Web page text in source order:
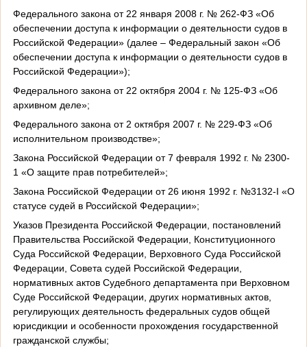
Федерального закона от 22 января 2008 г. № 262-ФЗ «Об
обеспечении доступа к информации о деятельности судов в
Российской Федерации» (далее – Федеральный закон «Об
обеспечении доступа к информации о деятельности судов в
Российской Федерации»);
Федерального закона от 22 октября 2004 г. № 125-ФЗ «Об
архивном деле»;
Федерального закона от 2 октября 2007 г. № 229-ФЗ «Об
исполнительном производстве»;
Закона Российской Федерации от 7 февраля 1992 г. № 2300-
1 «О защите прав потребителей»;
Закона Российской Федерации от 26 июня 1992 г. №3132-I «О
статусе судей в Российской Федерации»;
Указов Президента Российской Федерации, постановлений
Правительства Российской Федерации, Конституционного
Суда Российской Федерации, Верховного Суда Российской
Федерации, Совета судей Российской Федерации,
нормативных актов Судебного департамента при Верховном
Суде Российской Федерации, других нормативных актов,
регулирующих деятельность федеральных судов общей
юрисдикции и особенности прохождения государственной
гражданской службы;